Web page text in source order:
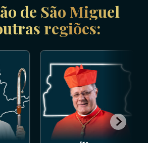
de São Miguel
regiões: